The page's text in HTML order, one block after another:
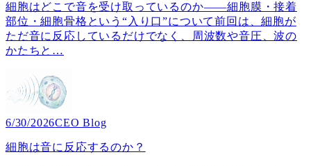
細胞はどこで音を受け取っているのか――細胞膜・接着
部位・細胞骨格という“入り口”について前回は、細胞が
ただ音に反応しているだけでなく、周波数や音圧、波の
かたちと …
6/30/2026CEO Blog
細胞は音に反応するのか？